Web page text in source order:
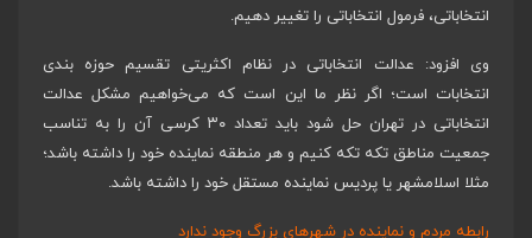
انتخاباتی، فرمول انتخاباتی را تغییر دهیم.
وی افزود: عدالت انتخاباتی در نظام اکثریتی تقسیم حوزه بندی
انتخابات است؛ اگر نظر ما این است که می‌خواهیم مشکل عدالت
انتخاباتی در تهران حل شود باید تعداد ۳۰ کرسی آن را به تناسب
جمعیت مناطق تکه تکه کنیم و هر منطقه نماینده خود را داشته باشد؛
مثلا اسلامشهر یا پردیس نماینده مستقل خود را داشته باشد.
رابطه مردم و نماینده در شهرهای بزرگ وجود ندارد